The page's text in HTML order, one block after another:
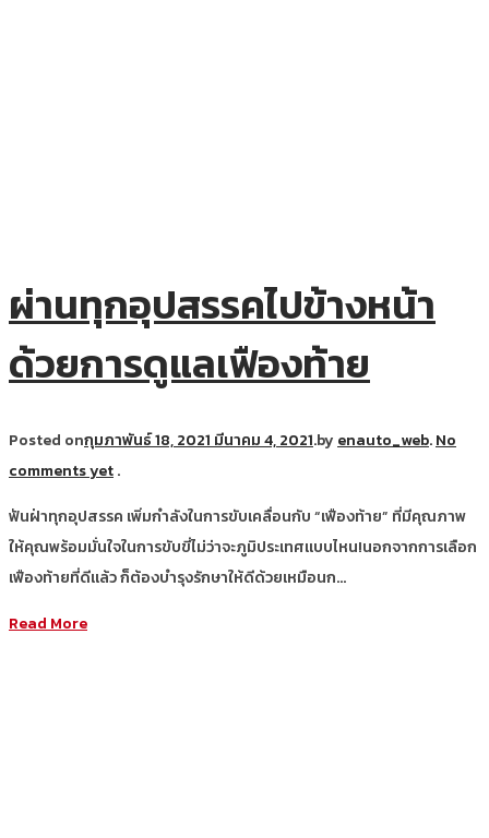
ผ่านทุกอุปสรรคไปข้างหน้า
ด้วยการดูแลเฟืองท้าย
Posted onกุมภาพันธ์ 18, 2021 มีนาคม 4, 2021.by enauto_web.No
comments yet.
ฟันฝ่าทุกอุปสรรค เพิ่มกำลังในการขับเคลื่อนกับ “เฟืองท้าย” ที่มีคุณภาพ
ให้คุณพร้อมมั่นใจในการขับขี่ไม่ว่าจะภูมิประเทศแบบไหน!นอกจากการเลือก
เฟืองท้ายที่ดีแล้ว ก็ต้องบำรุงรักษาให้ดีด้วยเหมือนก…
Read More